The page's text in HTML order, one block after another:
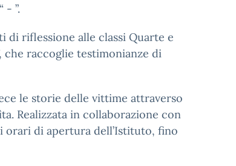
- ”.
riflessione alle classi Quarte e
che raccoglie testimonianze di
le storie delle vittime attraverso
Realizzata in collaborazione con
orari di apertura dell’Istituto, fino